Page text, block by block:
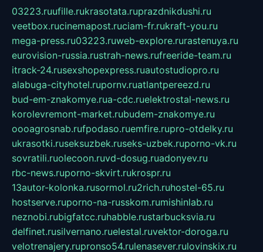
03223.ruufille.rukrasotata.ruprazdnikdushi.ru
veetbox.rucinemapost.ruciam-fr.rukraft-you.ru
mega-press.ru03223.ruweb-explore.rurastenuya.ru
eurovision-russia.rustrah-news.rufreeride-team.ru
itrack-24.rusexshopexpress.ruautostudiopro.ru
alabuga-cityhotel.rupornv.ruatlantpereezd.ru
bud-em-znakomye.rua-cdc.ruelektrostal-news.ru
korolevremont-market.rubudem-znakomye.ru
oooagrosnab.rufpodaso.ruemfire.rupro-otdelky.ru
ukrasotki.ruseksuzbek.ruseks-uzbek.ruporno-vk.ru
sovratili.ruolecoon.ruvd-dosug.ruadonyev.ru
rbc-news.ruporno-skvirt.rukrospr.ru
13autor-kolonka.rusormol.ru2rich.ruhostel-65.ru
hostserve.ruporno-na-russkom.rumishinlab.ru
neznobi.rubigfatcc.ruhabble.rustarbucksvia.ru
delfinet.rusilvernano.ruelestal.ruvektor-doroga.ru
velotrenajery.rupronso54.rulenasever.rulovinskix.ru